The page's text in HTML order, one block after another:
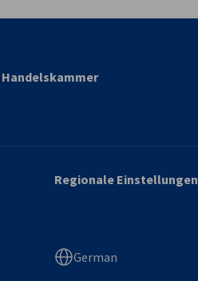
Regionale Einstellungen
German